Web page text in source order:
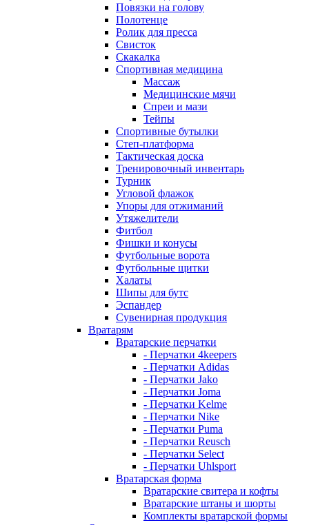
Повязки на голову
Полотенце
Ролик для пресса
Свисток
Скакалка
Спортивная медицина
Массаж
Медицинские мячи
Спреи и мази
Тейпы
Спортивные бутылки
Степ-платформа
Тактическая доска
Тренировочный инвентарь
Турник
Угловой флажок
Упоры для отжиманий
Утяжелители
Фитбол
Фишки и конусы
Футбольные ворота
Футбольные щитки
Халаты
Шипы для бутс
Эспандер
Сувенирная продукция
Вратарям
Вратарские перчатки
- Перчатки 4keepers
- Перчатки Adidas
- Перчатки Jako
- Перчатки Joma
- Перчатки Kelme
- Перчатки Nike
- Перчатки Puma
- Перчатки Reusch
- Перчатки Select
- Перчатки Uhlsport
Вратарская форма
Вратарские свитера и кофты
Вратарские штаны и шорты
Комплекты вратарской формы